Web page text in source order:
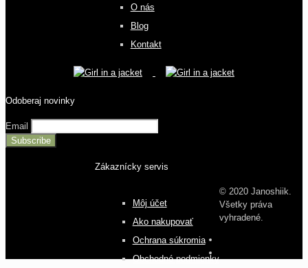
O nás
Blog
Kontakt
Odoberaj novinky
Email
Zákaznícky servis
Môj účet
Ako nakupovať
Ochrana súkromia
Obchodné podmienky
© 2020 Janoshiik.
Všetky práva
vyhradené.